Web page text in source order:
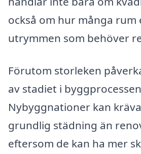
också om hur många rum
utrymmen som behöver
Förutom storleken
av stadiet i
Nybyggnationer kan
grundlig städning än
eftersom de kan ha mer